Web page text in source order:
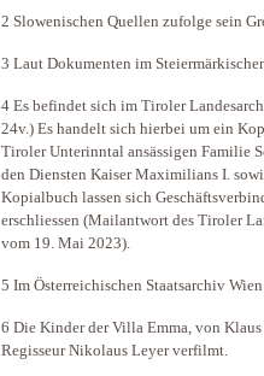
2 Slowenischen Quellen zufolge sein
3 Laut Dokumenten im
4 Es befindet sich im Tiroler
24v.) Es handelt sich hierbei um ein
Tiroler Unterinntal ansässigen Familie
den Diensten Kaiser Maximilians I.
Kopialbuch lassen sich
erschliessen (Mailantwort des Tiroler
vom 19. Mai 2023).
5 Im Österreichischen Staatsarchiv
6 Die Kinder der Villa Emma, von
Regisseur Nikolaus Leyer verfilmt.